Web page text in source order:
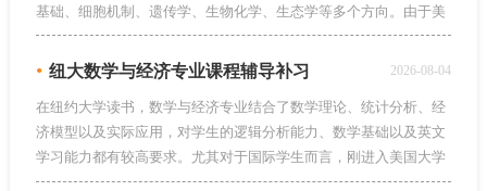
基础、细胞机制、遗传学、生物化学、生态学等多个方向。由于美
国高校强调自主学习与知识应用，许多留学生在正式上课前容易出
现专业词汇理解困难、知识体系不完整、课程节奏跟不上等问题。
识，提高后续学习效率。
• 纽大数学与经济专业课程辅导补习 2026-08-04
在纽约大学读书，数学与经济专业结合了数学理论、统计分析、经
济模型以及实际应用，对学生的逻辑分析能力、数学基础以及英文
学习能力都有较高要求。尤其对于国际学生而言，刚进入美国大学
学习环境时，不仅需要适应全英文授课模式，还需要面对大量阅读